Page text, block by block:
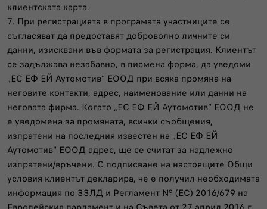
клиентската карта.
7. При регистрацията в програмата участниците се
съгласяват да предоставят доброволно личните си
данни, изисквани във формата за регистрация. Клиентът
се задължава незабавно, в писмена форма, да уведоми
„ЕС ЕФ ЕЙ Аутомотив“ ЕООД при всяка промяна на
неговите контакти, адрес, наименование или данни на
неговата фирма. Когато „ЕС ЕФ ЕЙ Аутомотив“ ЕООД не
е уведомена за промяната, всички съобщения,
изпратени на последния известен на „ЕС ЕФ ЕЙ
Аутомотив“ ЕООД адрес, ще се считат за надлежно
изпратени/връчени. С подписване на настоящите Общи
условия клиентът декларира, че е получил необходимата
информация по ЗЗЛД и Регламент № (EC) 2016/679 на